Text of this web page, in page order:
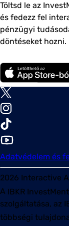
Töltsd le az
és fedezz fel
pénzügyi
döntéseket hozni.
Adatvédelem és
2026 Interactive
A IBKR
szolgáltatása, az
többségi